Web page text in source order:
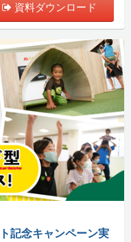
資料ダウンロード
記念キャンペーン実